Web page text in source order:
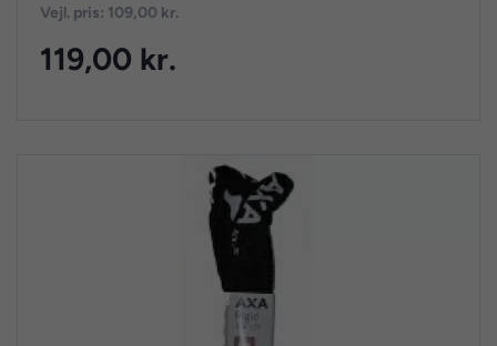
Vejl. pris: 109,00 kr.
119,00 kr.